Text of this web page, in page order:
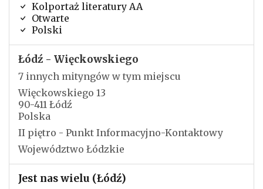
Kolportaż literatury AA
Otwarte
Polski
Łódź - Więckowskiego
7 innych mityngów w tym miejscu
Więckowskiego 13
90-411 Łódź
Polska
II piętro - Punkt Informacyjno-Kontaktowy
Województwo Łódzkie
Jest nas wielu (Łódź)